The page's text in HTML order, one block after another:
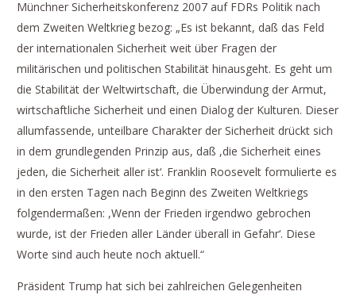
Münchner Sicherheitskonferenz 2007 auf FDRs Politik nach
dem Zweiten Weltkrieg bezog: „Es ist bekannt, daß das Feld
der internationalen Sicherheit weit über Fragen der
militärischen und politischen Stabilität hinausgeht. Es geht um
die Stabilität der Weltwirtschaft, die Überwindung der Armut,
wirtschaftliche Sicherheit und einen Dialog der Kulturen. Dieser
allumfassende, unteilbare Charakter der Sicherheit drückt sich
in dem grundlegenden Prinzip aus, daß ,die Sicherheit eines
jeden, die Sicherheit aller ist‘. Franklin Roosevelt formulierte es
in den ersten Tagen nach Beginn des Zweiten Weltkriegs
folgendermaßen: ,Wenn der Frieden irgendwo gebrochen
wurde, ist der Frieden aller Länder überall in Gefahr‘. Diese
Worte sind auch heute noch aktuell.“
Präsident Trump hat sich bei zahlreichen Gelegenheiten